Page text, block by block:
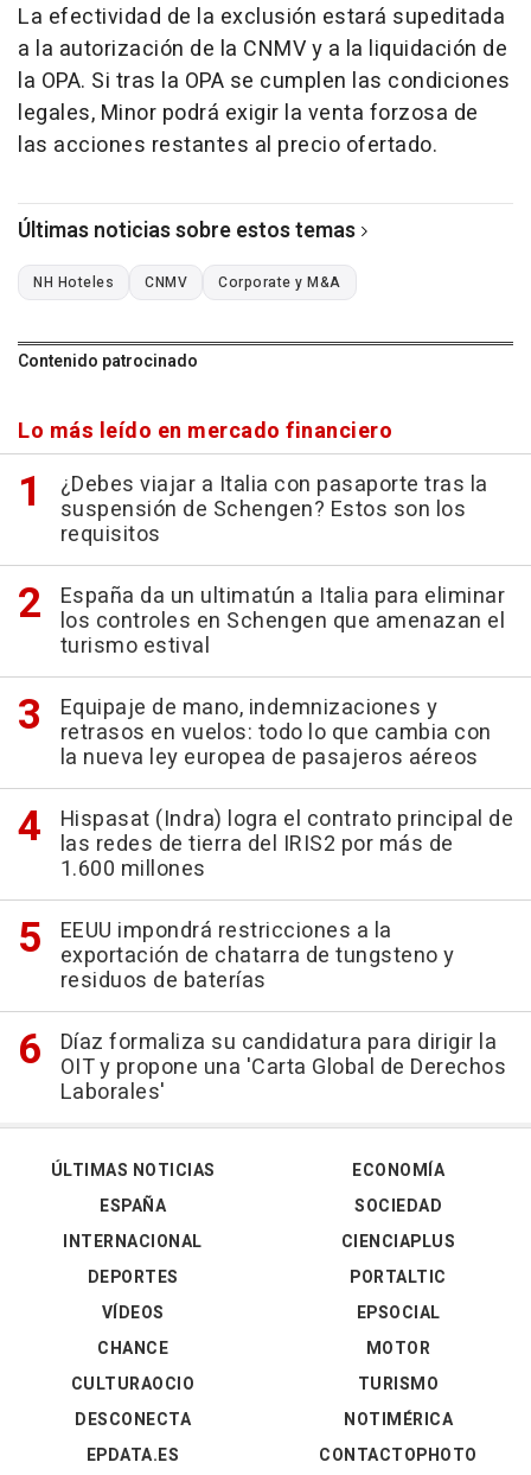
La efectividad de la exclusión estará supeditada
a la autorización de la CNMV y a la liquidación de
la OPA. Si tras la OPA se cumplen las condiciones
legales, Minor podrá exigir la venta forzosa de
las acciones restantes al precio ofertado.
Últimas noticias sobre estos temas
NH Hoteles CNMV Corporate y M&A
Contenido patrocinado
Lo más leído en mercado financiero
¿Debes viajar a Italia con pasaporte tras la
suspensión de Schengen? Estos son los
requisitos
España da un ultimatún a Italia para eliminar
los controles en Schengen que amenazan el
turismo estival
Equipaje de mano, indemnizaciones y
retrasos en vuelos: todo lo que cambia con
la nueva ley europea de pasajeros aéreos
Hispasat (Indra) logra el contrato principal de
las redes de tierra del IRIS2 por más de
1.600 millones
EEUU impondrá restricciones a la
exportación de chatarra de tungsteno y
residuos de baterías
Díaz formaliza su candidatura para dirigir la
OIT y propone una 'Carta Global de Derechos
Laborales'
ÚLTIMAS NOTICIAS
ESPAÑA
INTERNACIONAL
DEPORTES
VÍDEOS
ECONOMÍA
SOCIEDAD
CIENCIAPLUS
PORTALTIC
EPSOCIAL
CHANCE
CULTURAOCIO
DESCONECTA
EPDATA.ES
MOTOR
TURISMO
NOTIMÉRICA
CONTACTOPHOTO